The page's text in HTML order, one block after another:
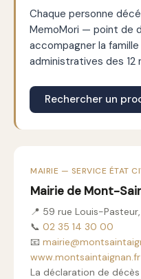
Chaque personne
MemoMori — point de
accompagner la
administratives des 12
Rechercher un
MAIRIE — SERVICE ÉTAT
Mairie de Mont-
📍 59 rue Louis-
📞 02 35 14 30 00
📧
www.montsaintaignan.fr
La déclaration de